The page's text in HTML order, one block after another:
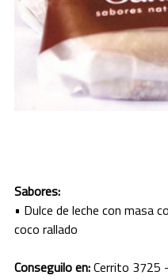
ENTRE RÍOS
FORMOSA
MENDOZA
MISIONES
NEUQUEN
Sabores:
• Dulce de leche con masa
coco rallado
Conseguilo en:Cerrito 3725